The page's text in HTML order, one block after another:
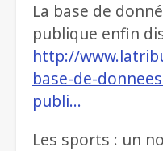
La base de
publique enfin
http://
base-de-
publi…
Les sports : un